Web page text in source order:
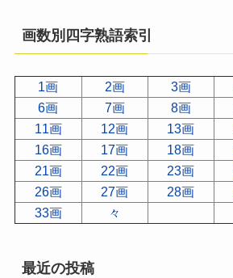
画数別四字熟語索引
1画 2画 3画
6画
7画 8画
11画
12画 13画
16画
17画 18画
21画
22画 23画
26画
27画 28画
33画
々
最近の投稿